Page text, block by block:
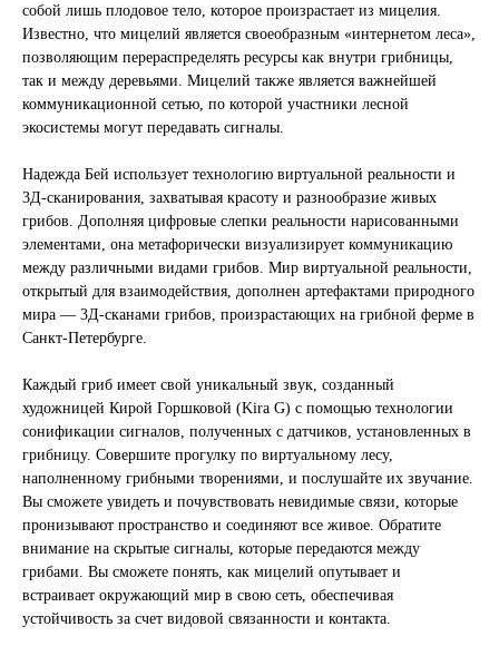
собой лишь плодовое тело, которое произрастает из мицелия.
Известно, что мицелий является своеобразным «интернетом леса‌‌‎»,
позволяющим перераспределять ресурсы как внутри грибницы,
так и между деревьями. Мицелий также является важнейшей
коммуникационной сетью, по которой участники лесной
экосистемы могут передавать сигналы.
Надежда Бей использует технологию виртуальной реальности и
3Д-сканирования, захватывая красоту и разнообразие живых
грибов. Дополняя цифровые слепки реальности нарисованными
элементами, она метафорически визуализирует коммуникацию
между различными видами грибов. Мир виртуальной реальности,
открытый для взаимодействия, дополнен артефактами природного
мира — 3Д-сканами грибов, произрастающих на грибной ферме в
Санкт-Петербурге.
Каждый гриб имеет свой уникальный звук, созданный
художницей Кирой Горшковой (Kira G) с помощью технологии
сонификации сигналов, полученных с датчиков, установленных в
грибницу. Совершите прогулку по виртуальному лесу,
наполненному грибными творениями, и послушайте их звучание.
Вы сможете увидеть и почувствовать невидимые связи, которые
пронизывают пространство и соединяют все живое. Обратите
внимание на скрытые сигналы, которые передаются между
грибами. Вы сможете понять, как мицелий опутывает и
встраивает окружающий мир в свою сеть, обеспечивая
устойчивость за счет видовой связанности и контакта.